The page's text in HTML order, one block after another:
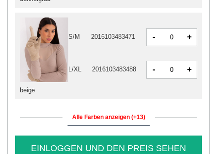
beige
S/M 2016103483471 - +
L/XL 2016103483488 - +
Alle Farben anzeigen (+13)
EINLOGGEN UND DEN PREIS SEHEN